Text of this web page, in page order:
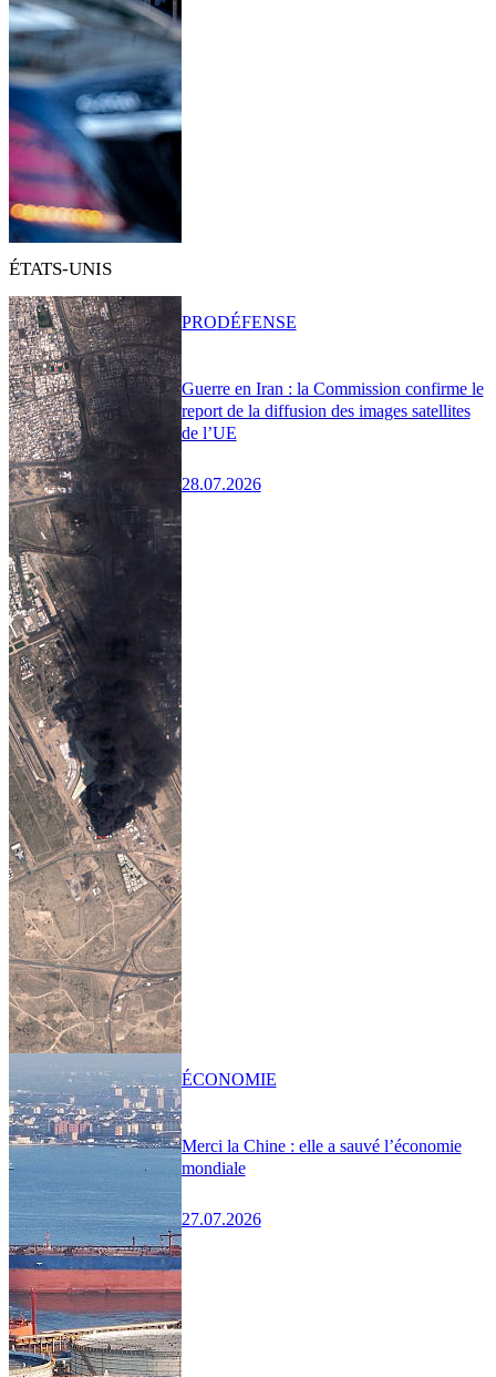
ÉTATS-UNIS
Guerre en Iran : la Commission confirme le
report de la diffusion des images satellites
de l’UE
28.07.2026
PRODÉFENSE
Merci la Chine : elle a sauvé l’économie
mondiale
27.07.2026
ÉCONOMIE